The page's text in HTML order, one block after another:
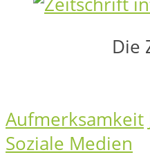
Die
Aufmerksamkeit
Soziale Medien